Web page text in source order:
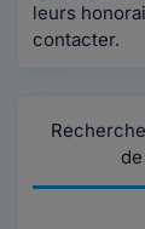
leurs
contacter.